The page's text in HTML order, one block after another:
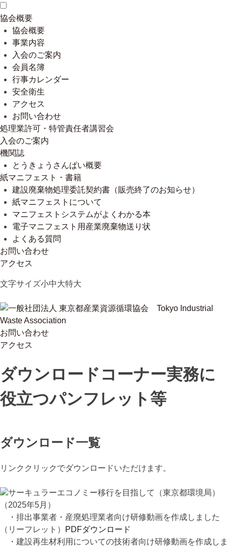
協会概要
協会概要
事業内容
入会のご案内
会員名簿
行事カレンダー
安全衛生
アクセス
お問い合わせ
処理業許可・特管責任者講習会
入会のご案内
機関誌
とうきょうさんぱい概要
紙マニフェスト・書籍
建設廃棄物処理委託契約書（販売終了のお知らせ）
紙マニフェストについて
マニフェストシステムがよくわかる本
電子マニフェスト用産業廃棄物送り状
よくある質問
お問い合わせ
アクセス
to
文字サイズ小中大特大
一般社団法人 東京都産業資源循環協会
Tokyo Industrial Waste Association
お問い合わせ
アクセス
ダウンロードコーナー実務に
役立つパンフレット等
ダウンロード一覧
リンククリックでダウンロードいただけます。
サーキュラーエコノミー移行を目指して（東京都環境局）
（2025年5月）
・排出事業者・産廃処理業者向け研修動画を作成しました
（リーフレット）
PDFダウンロード
・建設再生材利用についての技術者向け研修動画を作成しま